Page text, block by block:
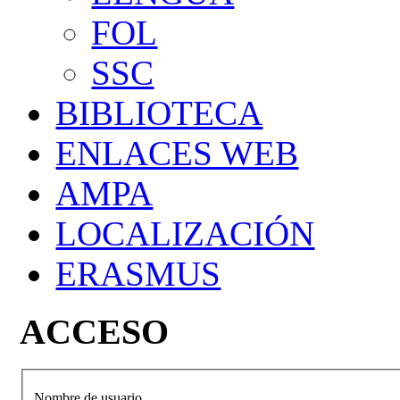
FOL
SSC
BIBLIOTECA
ENLACES WEB
AMPA
LOCALIZACIÓN
ERASMUS
ACCESO